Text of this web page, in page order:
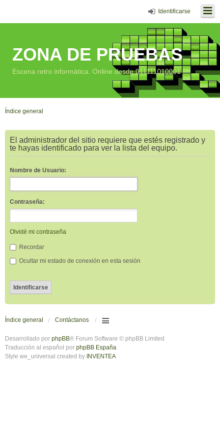
Identificarse
ZONA DE PRUEBAS
Escena retro informática. Online desde 011111010001
Índice general
El administrador del sitio requiere que estés registrado y
te hayas identificado para ver la lista del equipo.
Nombre de Usuario:
Contraseña:
Olvidé mi contraseña
Recordar
Ocultar mi estado de conexión en esta sesión
Índice general Contáctanos
Desarrollado por phpBB® Forum Software © phpBB Limited
Traducción al español por phpBB España
Style we_universal created by INVENTEA